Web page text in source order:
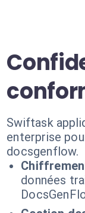
Swiftask
enterprise
docsgenflow.
données